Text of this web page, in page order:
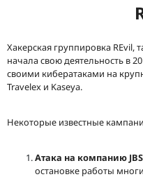
Хакерская группировка REvil,
начала свою деятельность в
своими кибератаками на
Travelex и Kaseya.
Некоторые известные
Атака на компанию JBS
остановке работы